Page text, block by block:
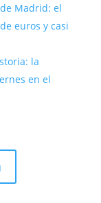
Madrid: el
euros y casi
la
en el